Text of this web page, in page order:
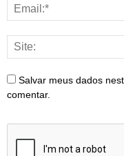
Salvar meus dados
comentar.